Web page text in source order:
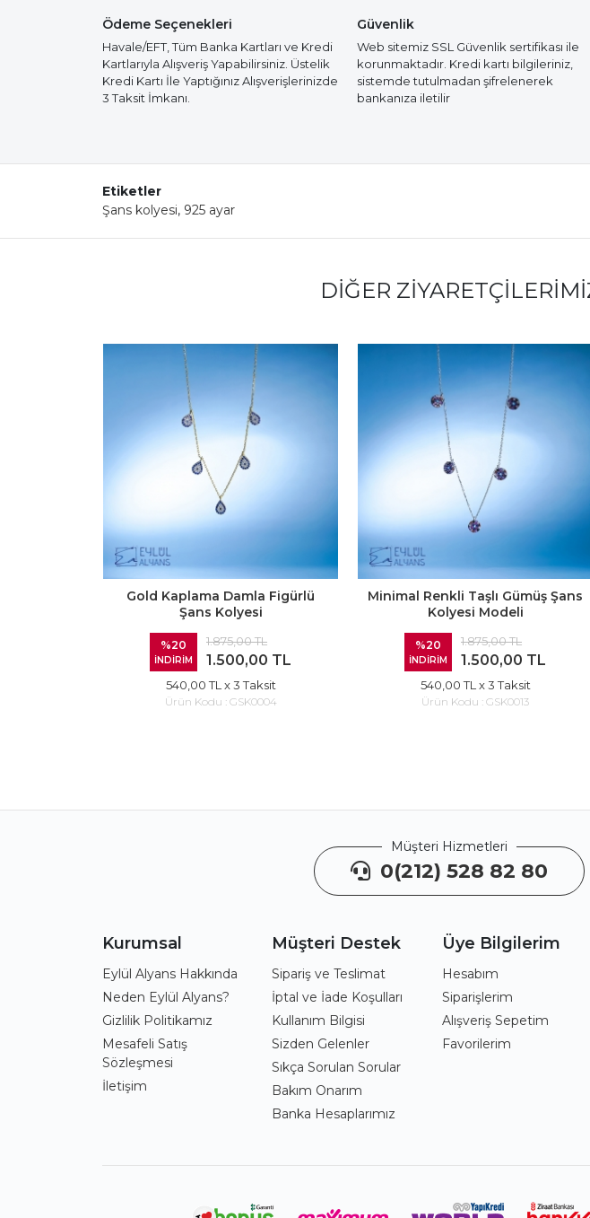
Ödeme Seçenekleri
Havale/EFT, Tüm Banka Kartları ve Kredi
Kartlarıyla Alışveriş Yapabilirsiniz. Üstelik
Kredi Kartı İle Yaptığınız Alışverişlerinizde
3 Taksit İmkanı.
Güvenlik
Web sitemiz SSL Güvenlik sertifikası ile
korunmaktadır. Kredi kartı bilgileriniz,
sistemde tutulmadan şifrelenerek
bankanıza iletilir
Etiketler
Şans kolyesi, 925 ayar
DIĞER
Gold Kaplama Damla Figürlü
Şans Kolyesi
%20
İNDİRİM
1.875,00 TL
1.500,00 TL
540,00 TL x 3 Taksit
Ürün Kodu : GSK0004
Minimal Renkli Taşlı Gümüş Şans
Kolyesi Modeli
%20
İNDİRİM
1.875,00 TL
1.500,00 TL
540,00 TL x 3 Taksit
Ürün Kodu : GSK0013
Müşteri Hizmetleri
0(212) 528 82 80
Kurumsal
Eylül Alyans Hakkında
Neden Eylül Alyans?
Gizlilik Politikamız
Mesafeli Satış
Sözleşmesi
İletişim
Müşteri Destek
Sipariş ve Teslimat
İptal ve İade Koşulları
Kullanım Bilgisi
Sizden Gelenler
Sıkça Sorulan Sorular
Bakım Onarım
Banka Hesaplarımız
Üye Bilgilerim
Hesabım
Siparişlerim
Alışveriş Sepetim
Favorilerim